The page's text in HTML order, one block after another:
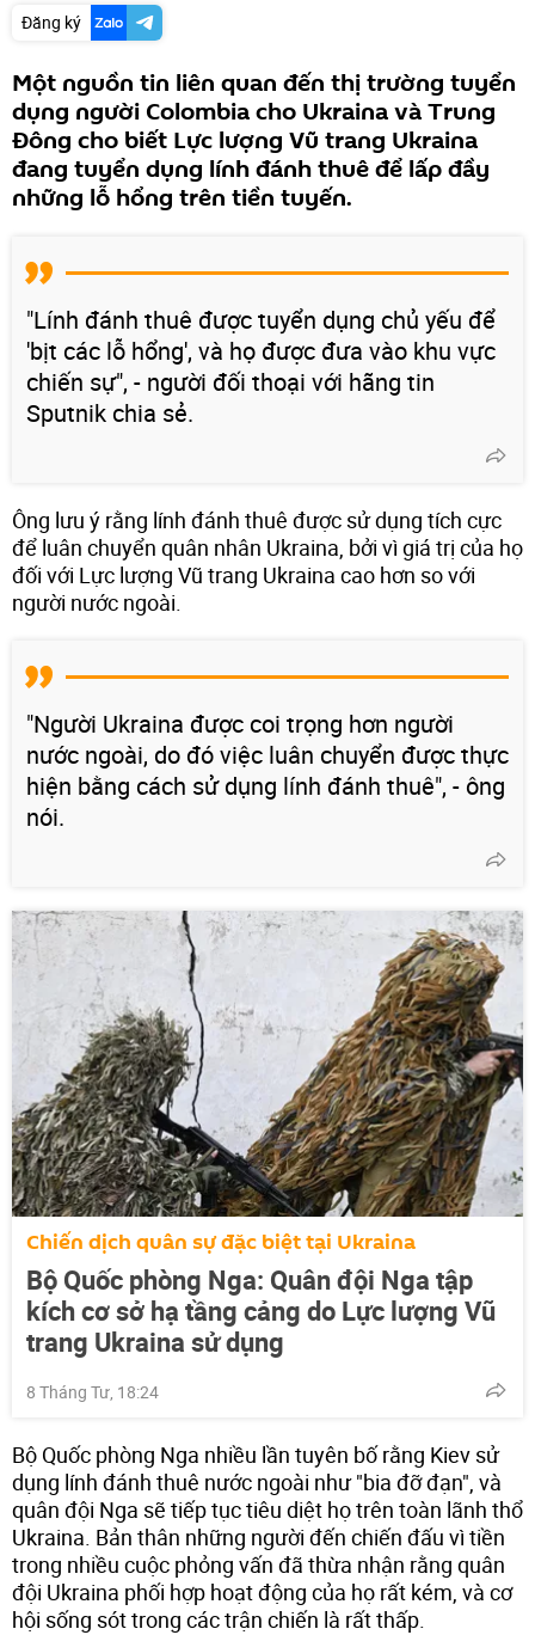
Đăng ký
Một nguồn tin liên quan đến thị trường tuyển
dụng người Colombia cho Ukraina và Trung
Đông cho biết Lực lượng Vũ trang Ukraina
đang tuyển dụng lính đánh thuê để lấp đầy
những lỗ hổng trên tiền tuyến.
"Lính đánh thuê được tuyển dụng chủ yếu để
'bịt các lỗ hổng', và họ được đưa vào khu vực
chiến sự", - người đối thoại với hãng tin
Sputnik chia sẻ.
Ông lưu ý rằng lính đánh thuê được sử dụng tích cực
để luân chuyển quân nhân Ukraina, bởi vì giá trị của họ
đối với Lực lượng Vũ trang Ukraina cao hơn so với
người nước ngoài.
"Người Ukraina được coi trọng hơn người
nước ngoài, do đó việc luân chuyển được thực
hiện bằng cách sử dụng lính đánh thuê", - ông
nói.
Chiến dịch quân sự đặc biệt tại Ukraina
Bộ Quốc phòng Nga: Quân đội Nga tập
kích cơ sở hạ tầng cảng do Lực lượng Vũ
trang Ukraina sử dụng
8 Tháng Tư, 18:24
Bộ Quốc phòng Nga nhiều lần tuyên bố rằng Kiev sử
dụng lính đánh thuê nước ngoài như "bia đỡ đạn", và
quân đội Nga sẽ tiếp tục tiêu diệt họ trên toàn lãnh thổ
Ukraina. Bản thân những người đến chiến đấu vì tiền
trong nhiều cuộc phỏng vấn đã thừa nhận rằng quân
đội Ukraina phối hợp hoạt động của họ rất kém, và cơ
hội sống sót trong các trận chiến là rất thấp.